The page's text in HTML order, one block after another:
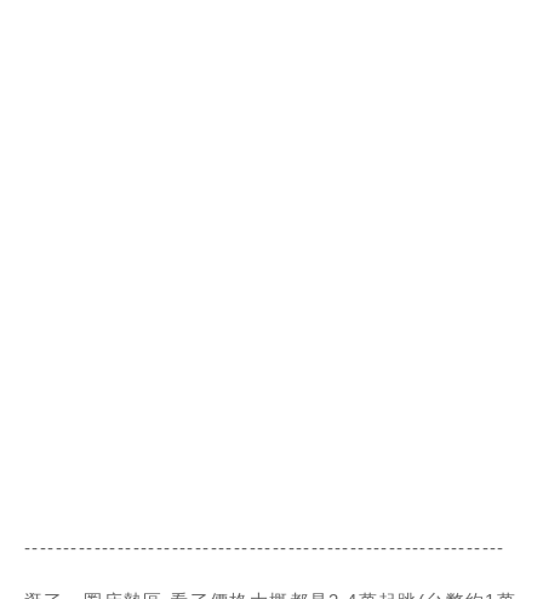
--------------------------------------------------------------